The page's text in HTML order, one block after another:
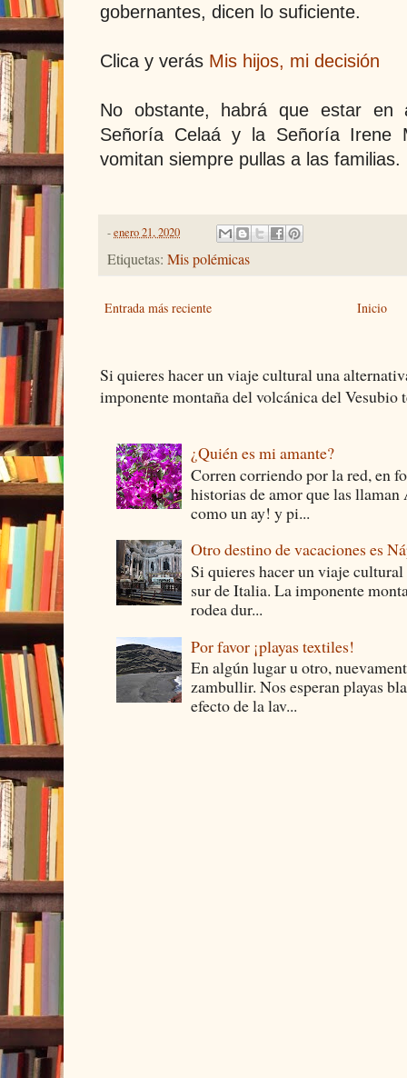
gobernantes, dicen lo suficiente.
Clica y verás Mis hijos, mi decisión
No obstante, habrá que estar
Señoría Celaá y la Señoría Irene
vomitan siempre pullas a las familias.
-enero 21, 2020
Etiquetas: Mis polémicas
Entrada más reciente Inicio
Si quieres hacer un viaje cultural una
imponente montaña del volcánica del Vesubio
¿Quién es mi amante?
Corren corriendo por la red, en
historias de amor que las
como un ay! y pi...
Otro destino de vacaciones es
Si quieres hacer un viaje
sur de Italia. La imponente
rodea dur...
Por favor ¡playas textiles!
En algún lugar u otro,
zambullir. Nos esperan playas
efecto de la lav...